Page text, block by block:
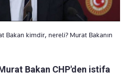
Bakan kimdir, nereli? Murat Bakanın
Bakan CHP'den istifa